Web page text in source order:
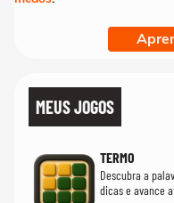
MEUS JOGOS
TERMO
Descubra a
dicas e avance